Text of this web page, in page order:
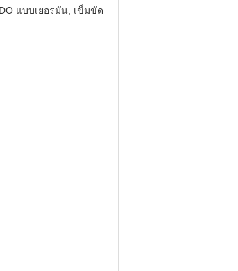
แบบเยอรมัน, เข็มขัด